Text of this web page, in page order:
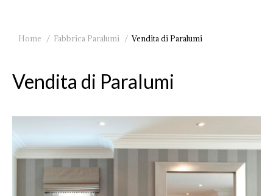
You are here:
Home Fabbrica Paralumi Vendita di Paralumi
Vendita di Paralumi